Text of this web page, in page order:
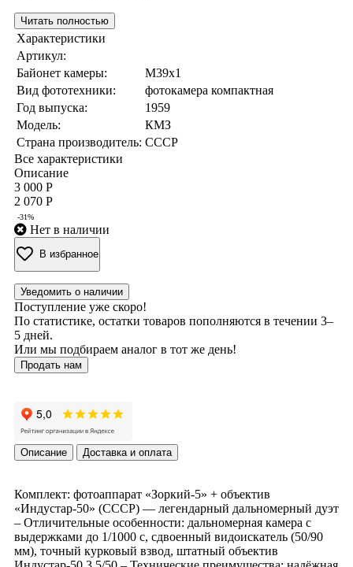
Читать полностью
Характеристики
Артикул:
Байонет камеры:
M39x1
Вид фототехники:
фотокамера компактная
Год выпуска:
1959
Модель:
КМЗ
Страна производитель: СССР
Все характеристики
Описание
3 000 Р
2 070 Р
-31%
Нет в наличии
В избранное
Уведомить о наличии
Поступление уже скоро!
По статистике, остатки товаров пополняются в течении 3–
5 дней.
Или мы подбираем аналог в тот же день!
Продать нам
Описание Доставка и оплата
Комплект: фотоаппарат «Зоркий-5» + объектив
«Индустар-50» (СССР) — легендарный дальномерный дуэт
– Отличительные особенности: дальномерная камера с
выдержками до 1/1000 с, сдвоенный видоискатель (50/90
мм), точный курковый взвод, штатный объектив